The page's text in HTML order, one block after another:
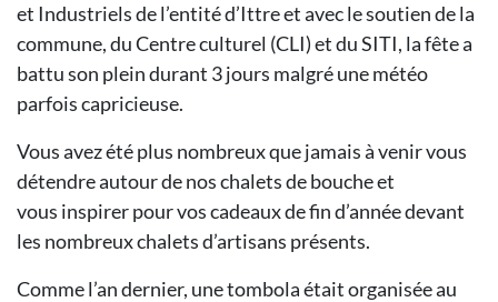
et Industriels de l’entité d’Ittre et avec le soutien de la
commune, du Centre culturel (CLI) et du SITI, la fête a
battu son plein durant 3 jours malgré une météo
parfois capricieuse.
Vous avez été plus nombreux que jamais à venir vous
détendre autour de nos chalets de bouche et
vous inspirer pour vos cadeaux de fin d’année devant
les nombreux chalets d’artisans présents.
Comme l’an dernier, une tombola était organisée au